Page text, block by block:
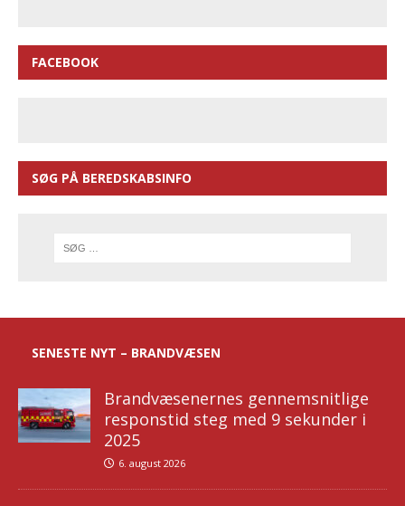
FACEBOOK
SØG PÅ BEREDSKABSINFO
SENESTE NYT – BRANDVÆSEN
Brandvæsenernes gennemsnitlige
responstid steg med 9 sekunder i
2025
6. august 2026